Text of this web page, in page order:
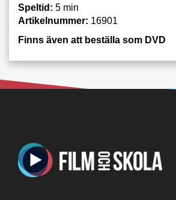
Speltid: 5 min
Artikelnummer: 16901
Finns även att beställa som DVD